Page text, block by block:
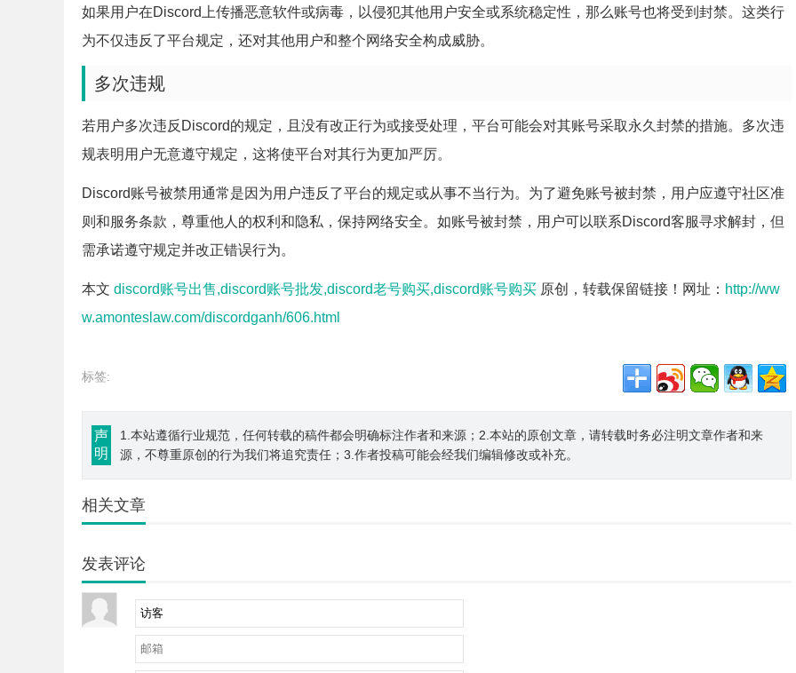
如果用户在Discord上传播恶意软件或病毒，以侵犯其他用户安全或系统稳定性，那么账号也将受到封禁。这类行
为不仅违反了平台规定，还对其他用户和整个网络安全构成威胁。
多次违规
若用户多次违反Discord的规定，且没有改正行为或接受处理，平台可能会对其账号采取永久封禁的措施。多次违
规表明用户无意遵守规定，这将使平台对其行为更加严厉。
Discord账号被禁用通常是因为用户违反了平台的规定或从事不当行为。为了避免账号被封禁，用户应遵守社区准
则和服务条款，尊重他人的权利和隐私，保持网络安全。如账号被封禁，用户可以联系Discord客服寻求解封，但
需承诺遵守规定并改正错误行为。
本文 discord账号出售,discord账号批发,discord老号购买,discord账号购买 原创，转载保留链接！网址： http://ww
w.amonteslaw.com/discordganh/606.html
标签:
声
明
1.本站遵循行业规范，任何转载的稿件都会明确标注作者和来源；2.本站的原创文章，请转载时务必注明文章作者和来
源，不尊重原创的行为我们将追究责任；3.作者投稿可能会经我们编辑修改或补充。
相关文章
发表评论